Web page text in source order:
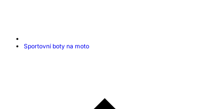
Sportovní boty na moto